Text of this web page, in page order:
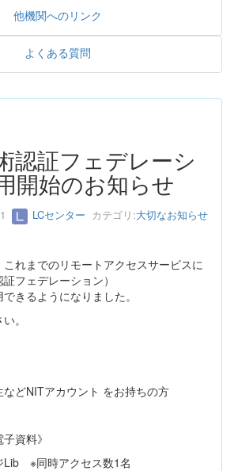
他機関へのリンク
よくある質問
認証フェデレーシ
開始のお知らせ
LCセンター カテゴリ:大切なお知らせ
れまでのリモートアクセスサービスに
フェデレーション）
きるようになりました。
。
などNITアカウント をお持ちの方
資料》
Lib ※同時アクセス数1名